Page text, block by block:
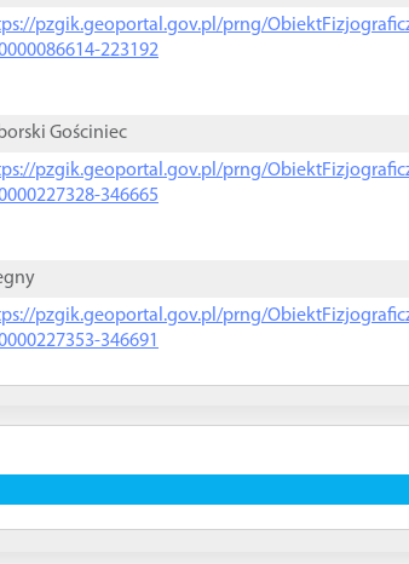
pzgik.geoportal.gov.pl/prng/
223192
Gościniec
pzgik.geoportal.gov.pl/prng/
346665
pzgik.geoportal.gov.pl/prng/
346691